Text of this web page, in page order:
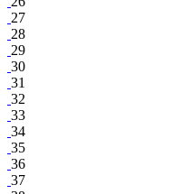
27
28
29
30
31
32
33
34
35
36
37